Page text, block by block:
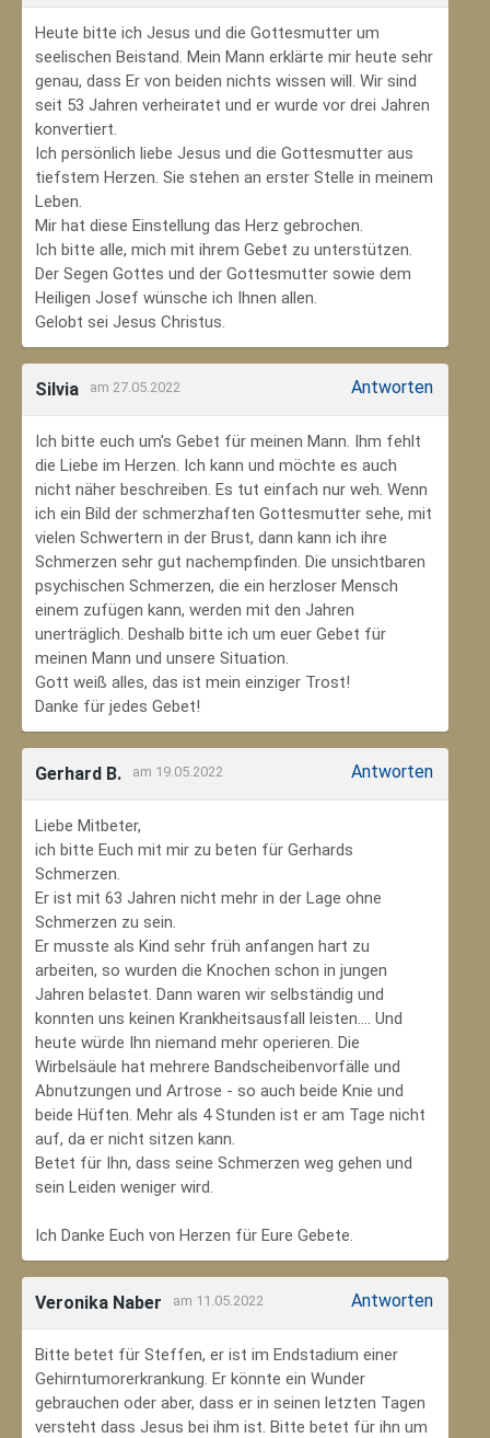
Heute bitte ich Jesus und die Gottesmutter um
seelischen Beistand. Mein Mann erklärte mir heute sehr
genau, dass Er von beiden nichts wissen will. Wir sind
seit 53 Jahren verheiratet und er wurde vor drei Jahren
konvertiert.
Ich persönlich liebe Jesus und die Gottesmutter aus
tiefstem Herzen. Sie stehen an erster Stelle in meinem
Leben.
Mir hat diese Einstellung das Herz gebrochen.
Ich bitte alle, mich mit ihrem Gebet zu unterstützen.
Der Segen Gottes und der Gottesmutter sowie dem
Heiligen Josef wünsche ich Ihnen allen.
Gelobt sei Jesus Christus.
Silvia am 27.05.2022 Antworten
Ich bitte euch um's Gebet für meinen Mann. Ihm fehlt
die Liebe im Herzen. Ich kann und möchte es auch
nicht näher beschreiben. Es tut einfach nur weh. Wenn
ich ein Bild der schmerzhaften Gottesmutter sehe, mit
vielen Schwertern in der Brust, dann kann ich ihre
Schmerzen sehr gut nachempfinden. Die unsichtbaren
psychischen Schmerzen, die ein herzloser Mensch
einem zufügen kann, werden mit den Jahren
unerträglich. Deshalb bitte ich um euer Gebet für
meinen Mann und unsere Situation.
Gott weiß alles, das ist mein einziger Trost!
Danke für jedes Gebet!
Gerhard B. am 19.05.2022 Antworten
Liebe Mitbeter,
ich bitte Euch mit mir zu beten für Gerhards
Schmerzen.
Er ist mit 63 Jahren nicht mehr in der Lage ohne
Schmerzen zu sein.
Er musste als Kind sehr früh anfangen hart zu
arbeiten, so wurden die Knochen schon in jungen
Jahren belastet. Dann waren wir selbständig und
konnten uns keinen Krankheitsausfall leisten.... Und
heute würde Ihn niemand mehr operieren. Die
Wirbelsäule hat mehrere Bandscheibenvorfälle und
Abnutzungen und Artrose - so auch beide Knie und
beide Hüften. Mehr als 4 Stunden ist er am Tage nicht
auf, da er nicht sitzen kann.
Betet für Ihn, dass seine Schmerzen weg gehen und
sein Leiden weniger wird.
Ich Danke Euch von Herzen für Eure Gebete.
Veronika Naber am 11.05.2022 Antworten
Bitte betet für Steffen, er ist im Endstadium einer
Gehirntumorerkrankung. Er könnte ein Wunder
gebrauchen oder aber, dass er in seinen letzten Tagen
versteht dass Jesus bei ihm ist. Bitte betet für ihn um